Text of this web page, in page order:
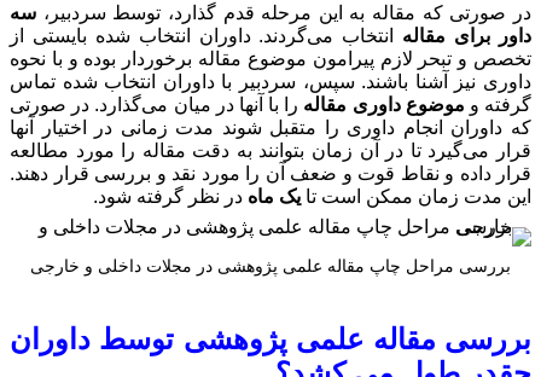
گذارد، توسط سردبیر، سه
انتخاب شده بایستی از
برخوردار بوده و با نحوه
داوران انتخاب شده تماس
در میان می‌گذارد. در صورتی
زمانی در اختیار آنها
دقت مقاله را مورد مطالعه
نقد و بررسی قرار دهند.
نظر گرفته شود.
در مجلات داخلی و خارجی
توسط داوران